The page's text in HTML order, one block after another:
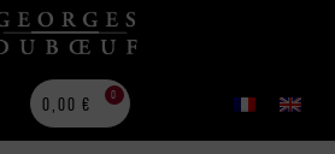
0,00€ 0